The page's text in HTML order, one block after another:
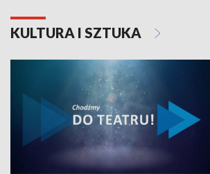
KULTURA I SZTUKA